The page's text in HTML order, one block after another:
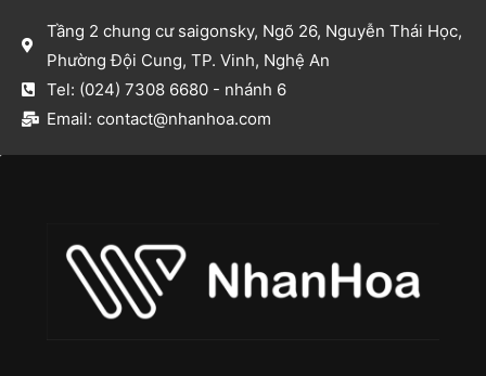
Tầng 2 chung cư saigonsky, Ngõ 26, Nguyễn Thái Học,
Phường Đội Cung, TP. Vinh, Nghệ An​
Tel: (024) 7308 6680 - nhánh 6​
Email: contact@nhanhoa.com​